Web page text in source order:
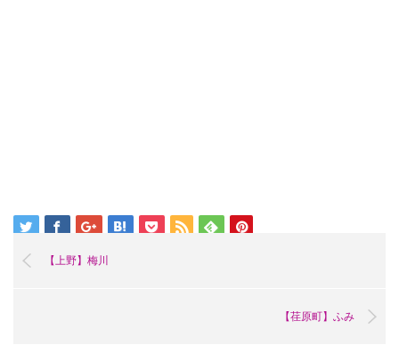
【上野】梅川
【荏原町】ふみ